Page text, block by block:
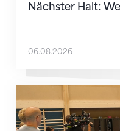
Nächster Halt:
06.08.2026
Mit klaren Zielen